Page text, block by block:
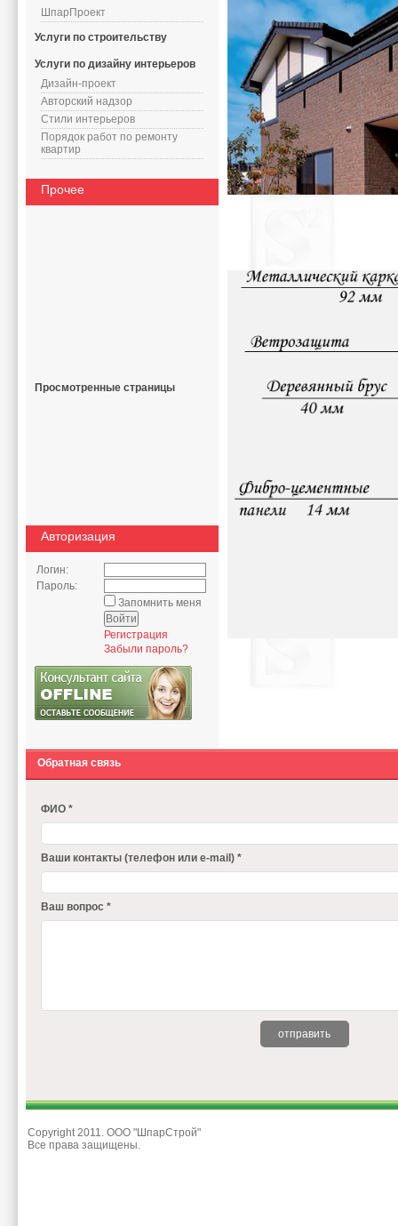
ШпарПроект
Услуги по строительству
Услуги по дизайну интерьеров
Дизайн-проект
Авторский надзор
Стили интерьеров
Порядок работ по ремонту
квартир
Прочее
Просмотренные страницы
Авторизация
Логин:
Пароль:
Запомнить меня
Регистрация
Забыли пароль?
Обратная связь
ФИО *
Ваши контакты (телефон или e-mail) *
Ваш вопрос *
Copyright 2011. ООО "ШпарСтрой"
Все права защищены.